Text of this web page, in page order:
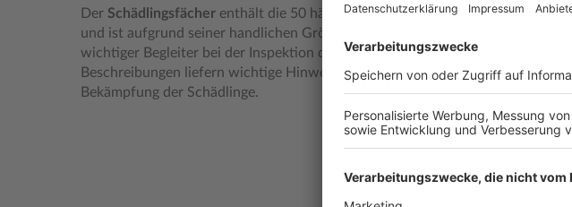
Der Schädlingsfächer enthält die 50 häufigsten Arten der genannten Branchen
und ist aufgrund seiner handlichen Größe und übersichtlichen Aufteilung ein
wichtiger Begleiter bei der Inspektion der Betriebe. Die ausführlichen
Beschreibungen liefern wichtige Hinweise zur Lebensweise, Erkennung und
Bekämpfung der Schädlinge.